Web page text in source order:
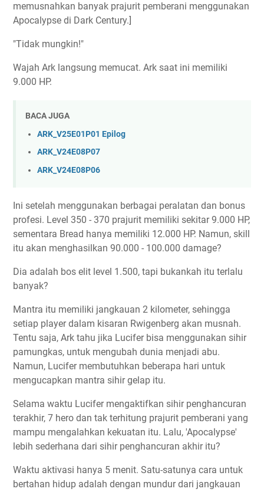
memusnahkan banyak prajurit pemberani menggunakan
Apocalypse di Dark Century.]
"Tidak mungkin!"
Wajah Ark langsung memucat. Ark saat ini memiliki
9.000 HP.
BACA JUGA
ARK_V25E01P01 Epilog
ARK_V24E08P07
ARK_V24E08P06
Ini setelah menggunakan berbagai peralatan dan bonus
profesi. Level 350 - 370 prajurit memiliki sekitar 9.000 HP,
sementara Bread hanya memiliki 12.000 HP. Namun, skill
itu akan menghasilkan 90.000 - 100.000 damage?
Dia adalah bos elit level 1.500, tapi bukankah itu terlalu
banyak?
Mantra itu memiliki jangkauan 2 kilometer, sehingga
setiap player dalam kisaran Rwigenberg akan musnah.
Tentu saja, Ark tahu jika Lucifer bisa menggunakan sihir
pamungkas, untuk mengubah dunia menjadi abu.
Namun, Lucifer membutuhkan beberapa hari untuk
mengucapkan mantra sihir gelap itu.
Selama waktu Lucifer mengaktifkan sihir penghancuran
terakhir, 7 hero dan tak terhitung prajurit pemberani yang
mampu mengalahkan kekuatan itu. Lalu, 'Apocalypse'
lebih sederhana dari sihir penghancuran akhir itu?
Waktu aktivasi hanya 5 menit. Satu-satunya cara untuk
bertahan hidup adalah dengan mundur dari jangkauan